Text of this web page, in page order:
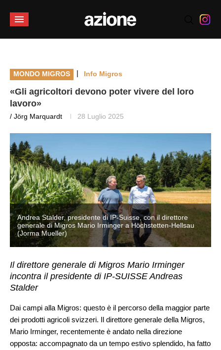
MONDO MIGROS | Info Migros
«Gli agricoltori devono poter vivere del loro
lavoro»
/ Jörg Marquardt 28 Luglio 2025
Andrea Stalder, presidente di IP-Suisse, con il direttore
generale di Migros Mario Irminger a Höchstetten-Hellsau
(Jorma Mueller)
Il direttore generale di Migros Mario Irminger
incontra il presidente di IP-SUISSE Andreas
Stalder
Dai campi alla Migros: questo è il percorso della maggior parte
dei prodotti agricoli svizzeri. Il direttore generale della Migros,
Mario Irminger, recentemente è andato nella direzione
opposta: accompagnato da un tempo estivo splendido, ha fatto